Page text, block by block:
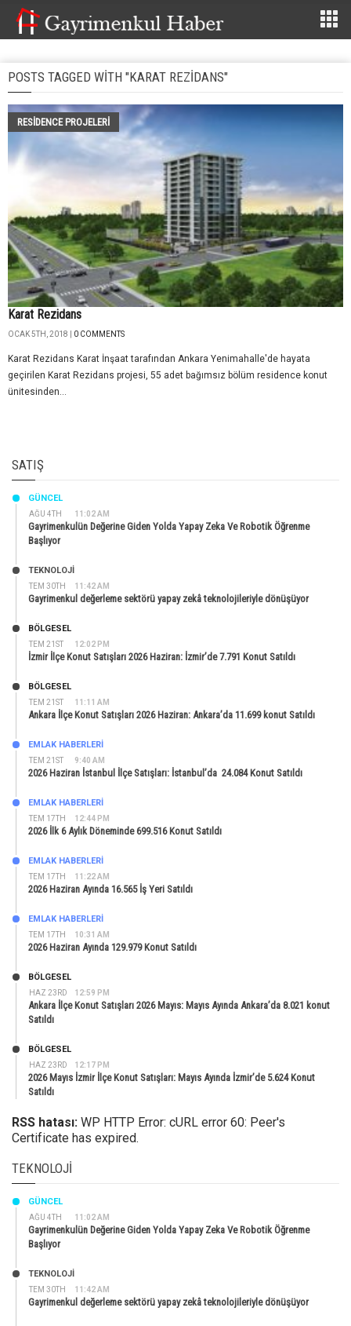
POSTS TAGGED WITH "KARAT REZIDANS"
RESIDENCE PROJELERI
Karat Rezidans
OCAK 5TH, 2018 | 0 COMMENTS
Karat Rezidans Karat İnşaat tarafından Ankara Yenimahalle'de hayata
geçirilen Karat Rezidans projesi, 55 adet bağımsız bölüm residence konut
ünitesinden...
SATIŞ
AĞU 4TH 11:02 AM
GÜNCEL
Gayrimenkulün Değerine Giden Yolda Yapay Zeka Ve Robotik Öğrenme
Başlıyor
TEM 30TH 11:42 AM
TEKNOLOJİ
Gayrimenkul değerleme sektörü yapay zekâ teknolojileriyle dönüşüyor
TEM 21ST 12:02 PM
BÖLGESEL
İzmir İlçe Konut Satışları 2026 Haziran: İzmir’de 7.791 Konut Satıldı
TEM 21ST 11:11 AM
BÖLGESEL
Ankara İlçe Konut Satışları 2026 Haziran: Ankara’da 11.699 konut Satıldı
TEM 21ST 9:40 AM
EMLAK HABERLERI
2026 Haziran İstanbul İlçe Satışları: İstanbul’da 24.084 Konut Satıldı
TEM 17TH 12:44 PM
EMLAK HABERLERI
2026 İlk 6 Aylık Döneminde 699.516 Konut Satıldı
TEM 17TH 11:22 AM
EMLAK HABERLERI
2026 Haziran Ayında 16.565 İş Yeri Satıldı
TEM 17TH 10:31 AM
EMLAK HABERLERI
2026 Haziran Ayında 129.979 Konut Satıldı
HAZ 23RD 12:59 PM
BÖLGESEL
Ankara İlçe Konut Satışları 2026 Mayıs: Mayıs Ayında Ankara’da 8.021 konut
Satıldı
HAZ 23RD 12:17 PM
BÖLGESEL
2026 Mayıs İzmir İlçe Konut Satışları: Mayıs Ayında İzmir’de 5.624 Konut
Satıldı
RSS hatası: WP HTTP Error: cURL error 60: Peer's
Certificate has expired.
TEKNOLOJI
AĞU 4TH 11:02 AM
GÜNCEL
Gayrimenkulün Değerine Giden Yolda Yapay Zeka Ve Robotik Öğrenme
Başlıyor
TEM 30TH 11:42 AM
TEKNOLOJİ
Gayrimenkul değerleme sektörü yapay zekâ teknolojileriyle dönüşüyor